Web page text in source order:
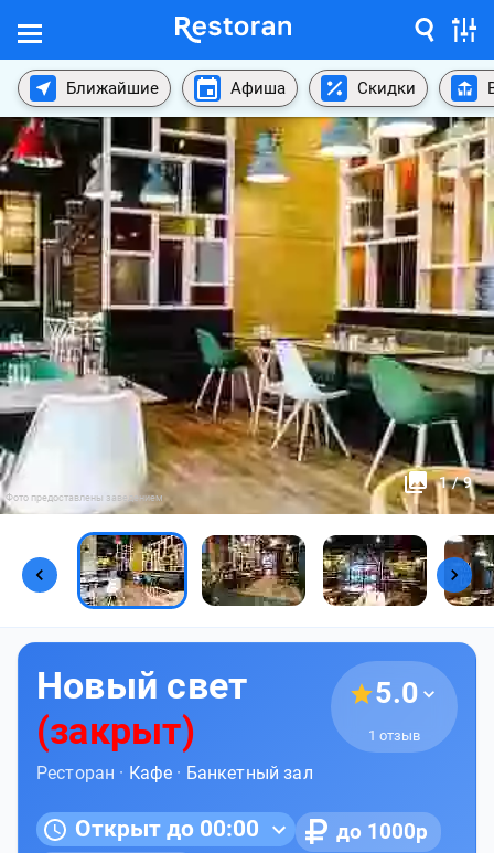
Ближайшие Афиша Скидки
1 / 9
Фото предоставлены заведением
Новый свет
(закрыт)
5.0
1 отзыв
Ресторан · Кафе · Банкетный зал
Открыт до 00:00
до 1000р